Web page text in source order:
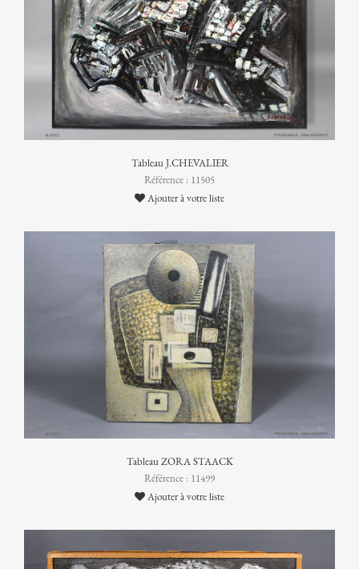
Tableau J.CHEVALIER
Référence : 11505
Ajouter à votre liste
Tableau ZORA STAACK
Référence : 11499
Ajouter à votre liste